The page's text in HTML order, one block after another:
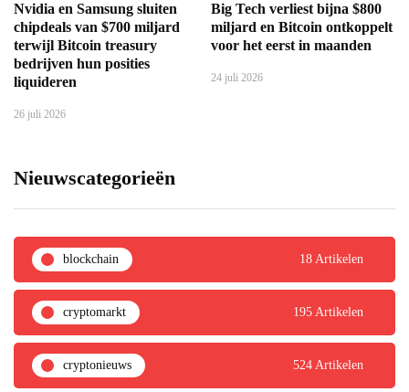
Nvidia en Samsung sluiten
chipdeals van $700 miljard
terwijl Bitcoin treasury
bedrijven hun posities
liquideren
26 juli 2026
Big Tech verliest bijna $800
miljard en Bitcoin ontkoppelt
voor het eerst in maanden
24 juli 2026
Nieuwscategorieën
blockchain 18 Artikelen
cryptomarkt 195 Artikelen
cryptonieuws 524 Artikelen